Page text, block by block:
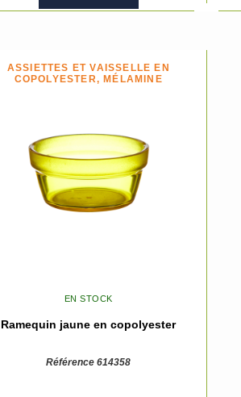
ASSIETTES ET VAISSELLE EN
COPOLYESTER, MÉLAMINE
EN STOCK
Ramequin jaune en copolyester
Référence 614358